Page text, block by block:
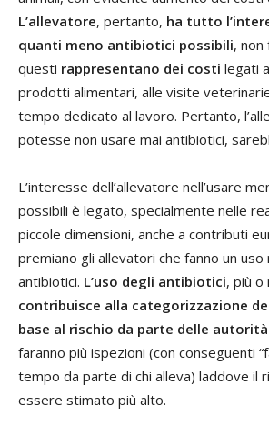
L’allevatore, pertanto, ha tutto
quanti meno antibiotici possibili,
questi rappresentano dei costi legati
prodotti alimentari, alle visite
tempo dedicato al lavoro. Pertanto,
potesse non usare mai antibiotici,
L’interesse dell’allevatore nell’usare
possibili è legato, specialmente nelle
piccole dimensioni, anche a contributi
premiano gli allevatori che fanno un uso
antibiotici. L’uso degli antibiotici, più
contribuisce alla categorizzazione
base al rischio da parte delle
faranno più ispezioni (con conseguenti
tempo da parte di chi alleva) laddove il
essere stimato più alto.